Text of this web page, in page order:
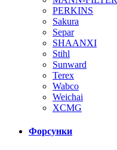
PERKINS
Sakura
Separ
SHAANXI
Stihl
Sunward
Terex
Wabco
Weichai
XCMG
Форсунки